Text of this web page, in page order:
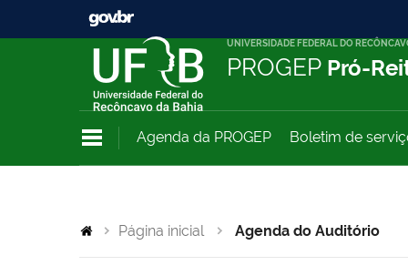
UNIVERSIDADE FEDERAL DO
PROGEP Pró-
Agenda da PROGEP Boletim de
Página inicial Agenda do Auditório